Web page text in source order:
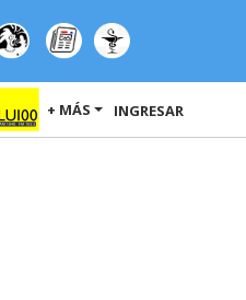
+ MÁS INGRESAR